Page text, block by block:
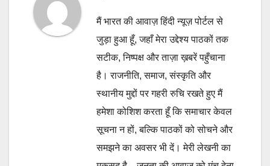
मैं भारत की आवाज़ हिंदी न्यूज़ पोर्टल से
जुड़ा हुआ हूँ, जहाँ मेरा उद्देश्य पाठकों तक
सटीक, निष्पक्ष और ताज़ा ख़बरें पहुँचाना
है। राजनीति, समाज, संस्कृति और
स्थानीय मुद्दों पर गहरी रुचि रखते हुए मैं
हमेशा कोशिश करता हूँ कि समाचार केवल
सूचना न हों, बल्कि पाठकों को सोचने और
समझने का अवसर भी दें। मेरी लेखनी का